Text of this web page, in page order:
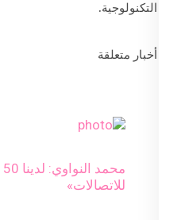
التكنولوجية.
أخبار متعلقة
للاتصالات»